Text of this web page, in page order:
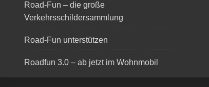
Road-Fun – die große
Verkehrsschildersammlung
Road-Fun unterstützen
Roadfun 3.0 – ab jetzt im Wohnmobil